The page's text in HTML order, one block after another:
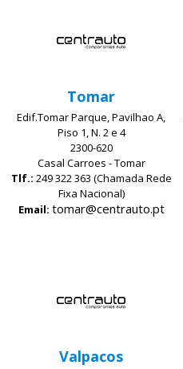
Tomar
Edif.Tomar Parque, Pavilhao A,
Piso 1, N. 2 e 4
2300-620
Casal Carroes - Tomar
Tlf.: 249 322 363 (Chamada Rede
Fixa Nacional)
Email: tomar@centrauto.pt
Valpacos